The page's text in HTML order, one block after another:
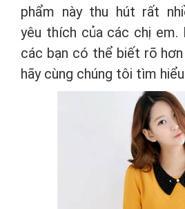
phẩm này thu hút rất
yêu thích của các chị em.
các bạn có thể biết rõ
hãy cùng chúng tôi tìm